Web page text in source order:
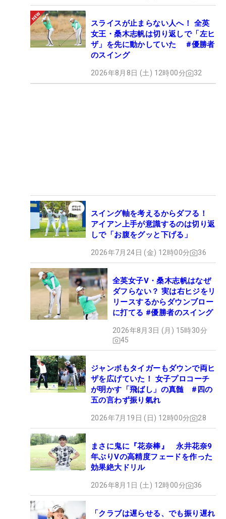
スライスが止まらない人へ！ 全英
女王・桑木志帆は切り返しで「左ヒ
ザ」を先に動かしていた #優勝者
のスイング
2026年8月8日 (土) 12時00分 32
スイング軸を考えるからダフる！
アイアン上手が意識するのは切り返
しで「お腹をグッと下げる」
2026年7月24日 (金) 12時00分 36
全英女子V・桑木志帆はなぜ
ダフらない？ 実は右ヒジをリ
リースするからダウンブロー
に打てる #優勝者のスイング
2026年8月3日 (月) 15時30分
45
ジャンボもタイガーもダウンで両ヒ
ザを広げていた！ 女子プロコーチ
が明かす「飛ばし」の真髄 #四の
五の言わず振り氣れ
2026年7月19日 (日) 12時00分 28
まさに鬼に『花奈棒』 永井花奈9
年ぶりVの高精度フェードを作った
効果絶大ドリル
2026年8月1日 (土) 12時00分 36
「クラブは遅らせる、でも振り遅れ